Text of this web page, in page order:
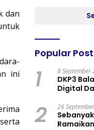
dan
ini
Popular Post
1 8 September
DKP3
Digital
2 26